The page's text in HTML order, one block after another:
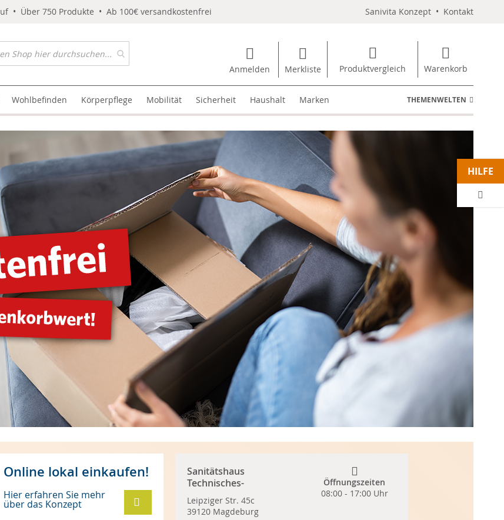
• Über 750 Produkte • Ab 100€ versandkostenfrei Sanivita Konzept • Kontakt
Anmelden Merkliste Produktvergleich Warenkorb
Wohlbefinden Körperpflege Mobilität Sicherheit Haushalt Marken THEMENWELTEN
Online lokal einkaufen!
Hier erfahren Sie mehr
über das Konzept
Sanitätshaus
Technisches-
Orthopädie-Center
GmbH
Leipziger Str. 45c
39120 Magdeburg
Öffnungszeiten
08:00 - 17:00 Uhr
HILFE